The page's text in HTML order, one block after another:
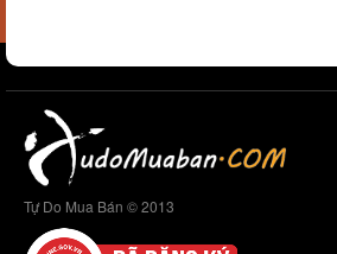
Tự Do Mua Bán © 2013